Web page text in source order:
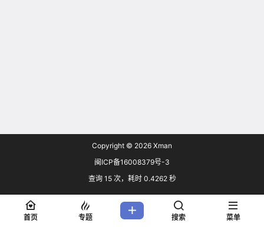
Copyright © 2026 Xman
闽ICP备16008379号-3
查询 15 次，耗时 0.4262 秒
首页 专题 搜索 菜单